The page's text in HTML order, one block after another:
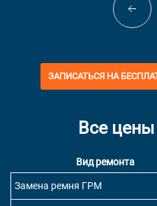
ЗАПИСАТЬСЯ НА
Все цены
Вид ремонта
Замена ремня ГРМ